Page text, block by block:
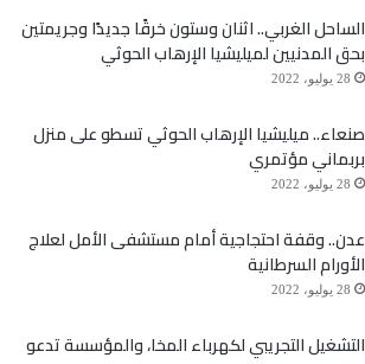
الساحل الغربي.. اثنان وستون خرقًا جديدًا وجريمتين
بحق المدنيين لميليشيا الإرهاب الحوثي
28 يوليو، 2022
صنعاء.. ميليشيا الإرهاب الحوثي تسطو على منزل
بربماني مؤتمري
28 يوليو، 2022
عدن.. وقفة احتجاجية أمام مستشفى الأمل لعلاج
الأورام السرطانية
28 يوليو، 2022
التشغيل التجريبي لكهرباء المخا، والمؤسسة تدعو